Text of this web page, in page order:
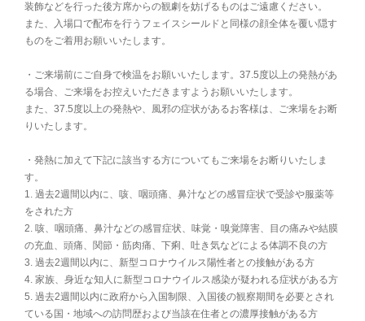
装飾などを行った後方席からの観劇を妨げるものはご遠慮ください。
また、入場口で配布を行うフェイスシールドと同様の顔全体を覆い隠す
ものをご着用お願いいたします。
・ご来場前にご自身で検温をお願いいたします。37.5度以上の発熱があ
る場合、ご来場をお控えいただきますようお願いいたします。
また、37.5度以上の発熱や、風邪の症状があるお客様は、ご来場をお断
りいたします。
・発熱に加えて下記に該当する方についてもご来場をお断りいたしま
す。
1. 過去2週間以内に、咳、咽頭痛、鼻汁などの感冒症状で受診や服薬等
をされた方
2. 咳、咽頭痛、鼻汁などの感冒症状、味覚・嗅覚障害、目の痛みや結膜
の充血、頭痛、関節・筋肉痛、下痢、吐き気などによる体調不良の方
3. 過去2週間以内に、新型コロナウイルス陽性者との接触がある方
4. 家族、身近な知人に新型コロナウイルス感染が疑われる症状がある方
5. 過去2週間以内に政府から入国制限、入国後の観察期間を必要とされ
ている国・地域への訪問歴および当該在住者との濃厚接触がある方